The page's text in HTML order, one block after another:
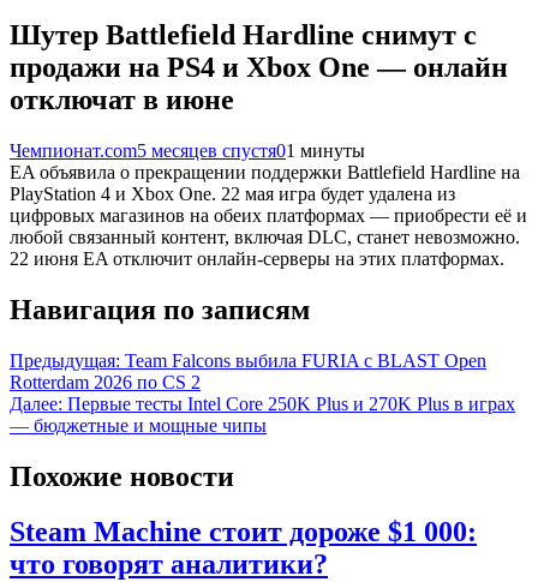
Шутер Battlefield Hardline снимут с
продажи на PS4 и Xbox One — онлайн
отключат в июне
Чемпионат.com5 месяцев спустя01 минуты
EA объявила о прекращении поддержки Battlefield Hardline на
PlayStation 4 и Xbox One. 22 мая игра будет удалена из
цифровых магазинов на обеих платформах — приобрести её и
любой связанный контент, включая DLC, станет невозможно.
22 июня EA отключит онлайн-серверы на этих платформах.
Навигация по записям
Предыдущая: Team Falcons выбила FURIA с BLAST Open
Rotterdam 2026 по CS 2
Далее: Первые тесты Intel Core 250K Plus и 270K Plus в играх
— бюджетные и мощные чипы
Похожие новости
Steam Machine стоит дороже $1 000:
что говорят аналитики?